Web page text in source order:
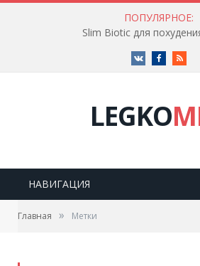
ПОПУЛЯРНОЕ:
Slim Biotic для
Vk FacebookRSS
LEGKO
НАВИГАЦИЯ
Главная » Метки